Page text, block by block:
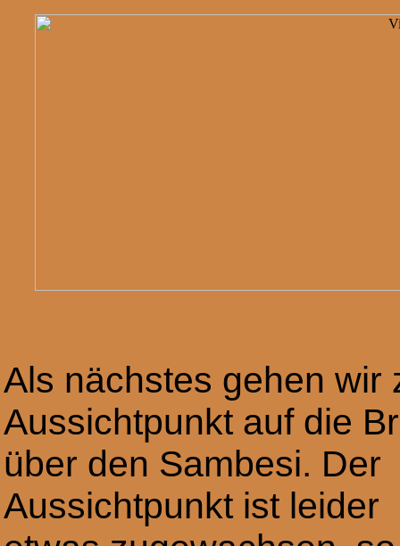
Als nächstes gehen wir
Aussichtpunkt auf die
über den Sambesi. Der
Aussichtpunkt ist leider